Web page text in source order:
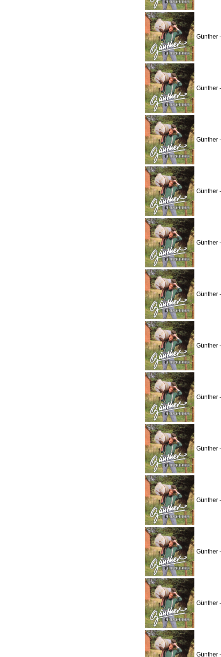
Günther
Günther
Günther
Günther
Günther
Günther
Günther
Günther
Günther
Günther
Günther
Günther
Günther